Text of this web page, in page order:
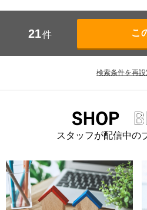
21件
検索条件を再設
スタッフが配信中の